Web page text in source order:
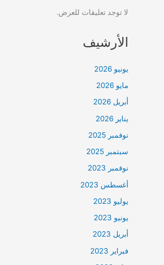
لا توجد تعليقات للعرض.
الأرشيف
يونيو 2026
مايو 2026
أبريل 2026
يناير 2026
نوفمبر 2025
سبتمبر 2025
نوفمبر 2023
أغسطس 2023
يوليو 2023
يونيو 2023
أبريل 2023
فبراير 2023